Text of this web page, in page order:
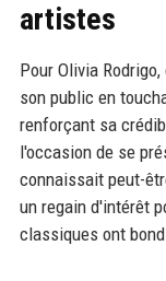
artistes
Pour Olivia
son public en
renforçant sa
l'occasion de se
connaissait peut-
un regain d'intérêt
classiques ont